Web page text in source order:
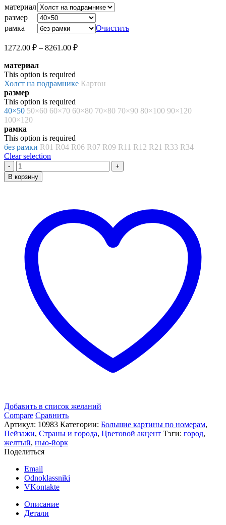
1272.00 ₽
–
8261.00 ₽
материал
размер
рамка
Очистить
1272.00 ₽ – 8261.00 ₽Диапазон
8261.00 ₽
материал
This option is required
Холст на подрамнике Картон
размер
This option is required
40×50 50×60 60×70 60×80 70×80 70×90 80×100 90×120
100×120
рамка
This option is required
без рамки R01 R04 R06 R07 R09 R11 R12 R21 R33 R34
Clear selection
Количество
товара
Картина
Нью-
Йорка»
В корзину
Добавить в список желаний
Compare Сравнить
Артикул: 10983 Категории: Большие картины по номерам,
Пейзажи, Страны и города, Цветовой акцент Тэги: город,
желтый, нью-йорк
Поделиться
Email
Odnoklassniki
VKontakte
Описание
Детали